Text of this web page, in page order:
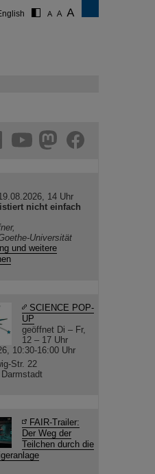
14 Uhr
nicht einfach
Universität
und weitere
SCIENCE POP-
UP
geöffnet Di – Fr,
12 – 17 Uhr
10:30-16:00 Uhr
Str. 22
Darmstadt
FAIR-Trailer:
Der Weg der
Teilchen durch die